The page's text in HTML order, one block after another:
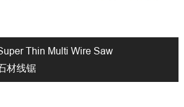
Thin Multi Wire Saw
材线锯